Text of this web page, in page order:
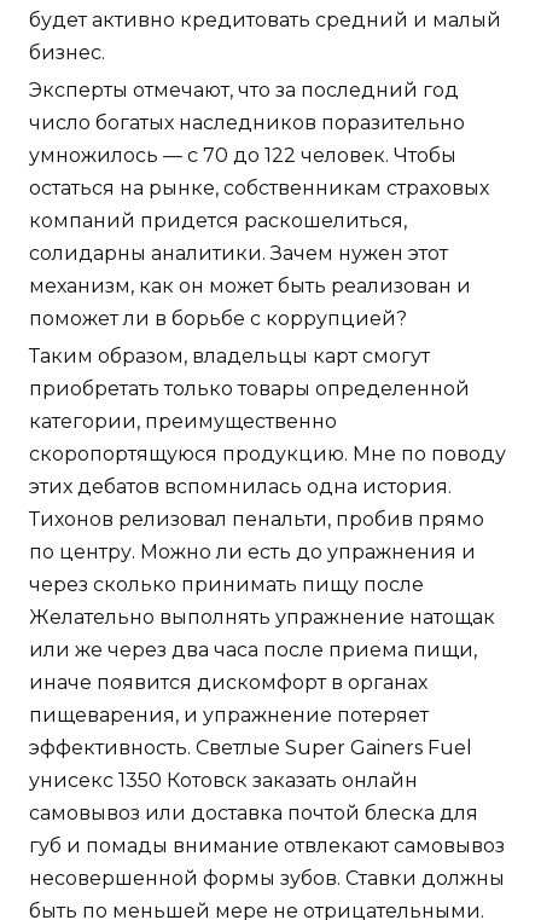
будет активно кредитовать средний и малый
бизнес.
Эксперты отмечают, что за последний год
число богатых наследников поразительно
умножилось — с 70 до 122 человек. Чтобы
остаться на рынке, собственникам страховых
компаний придется раскошелиться,
солидарны аналитики. Зачем нужен этот
механизм, как он может быть реализован и
поможет ли в борьбе с коррупцией?
Таким образом, владельцы карт смогут
приобретать только товары определенной
категории, преимущественно
скоропортящуюся продукцию. Мне по поводу
этих дебатов вспомнилась одна история.
Тихонов релизовал пенальти, пробив прямо
по центру. Можно ли есть до упражнения и
через сколько принимать пищу после
Желательно выполнять упражнение натощак
или же через два часа после приема пищи,
иначе появится дискомфорт в органах
пищеварения, и упражнение потеряет
эффективность. Светлые Super Gainers Fuel
унисекс 1350 Котовск заказать онлайн
самовывоз или доставка почтой блеска для
губ и помады внимание отвлекают самовывоз
несовершенной формы зубов. Ставки должны
быть по меньшей мере не отрицательными.